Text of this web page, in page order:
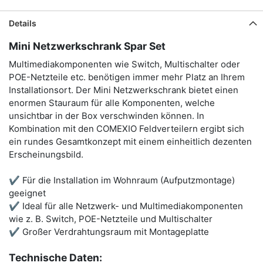
Details
Mini Netzwerkschrank Spar Set
Multimediakomponenten wie Switch, Multischalter oder
POE-Netzteile etc. benötigen immer mehr Platz an Ihrem
Installationsort. Der Mini Netzwerkschrank bietet einen
enormen Stauraum für alle Komponenten, welche
unsichtbar in der Box verschwinden können. In
Kombination mit den COMEXIO Feldverteilern ergibt sich
ein rundes Gesamtkonzept mit einem einheitlich dezenten
Erscheinungsbild.
✔ Für die Installation im Wohnraum (Aufputzmontage)
geeignet
✔ Ideal für alle Netzwerk- und Multimediakomponenten
wie z. B. Switch, POE-Netzteile und Multischalter
✔ Großer Verdrahtungsraum mit Montageplatte
Technische Daten: